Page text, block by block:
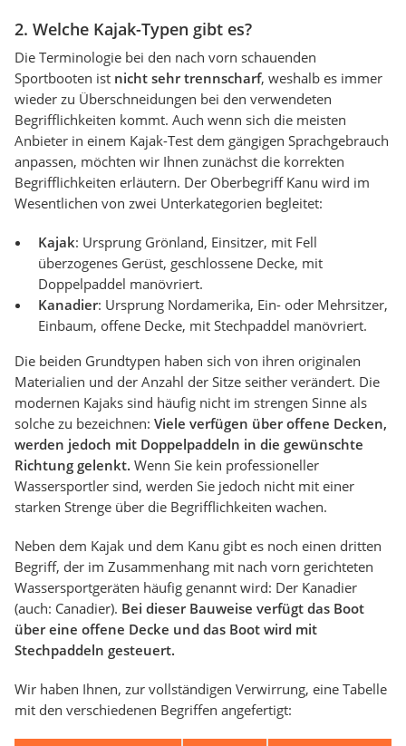
2. Welche Kajak-Typen gibt es?
Die Terminologie bei den nach vorn schauenden
Sportbooten ist nicht sehr trennscharf, weshalb es immer
wieder zu Überschneidungen bei den verwendeten
Begrifflichkeiten kommt. Auch wenn sich die meisten
Anbieter in einem Kajak-Test dem gängigen Sprachgebrauch
anpassen, möchten wir Ihnen zunächst die korrekten
Begrifflichkeiten erläutern. Der Oberbegriff Kanu wird im
Wesentlichen von zwei Unterkategorien begleitet:
Kajak: Ursprung Grönland, Einsitzer, mit Fell
überzogenes Gerüst, geschlossene Decke, mit
Doppelpaddel manövriert.
Kanadier: Ursprung Nordamerika, Ein- oder Mehrsitzer,
Einbaum, offene Decke, mit Stechpaddel manövriert.
Die beiden Grundtypen haben sich von ihren originalen
Materialien und der Anzahl der Sitze seither verändert. Die
modernen Kajaks sind häufig nicht im strengen Sinne als
solche zu bezeichnen: Viele verfügen über offene Decken,
werden jedoch mit Doppelpaddeln in die gewünschte
Richtung gelenkt. Wenn Sie kein professioneller
Wassersportler sind, werden Sie jedoch nicht mit einer
starken Strenge über die Begrifflichkeiten wachen.
Neben dem Kajak und dem Kanu gibt es noch einen dritten
Begriff, der im Zusammenhang mit nach vorn gerichteten
Wassersportgeräten häufig genannt wird: Der Kanadier
(auch: Canadier). Bei dieser Bauweise verfügt das Boot
über eine offene Decke und das Boot wird mit
Stechpaddeln gesteuert.
Wir haben Ihnen, zur vollständigen Verwirrung, eine Tabelle
mit den verschiedenen Begriffen angefertigt: